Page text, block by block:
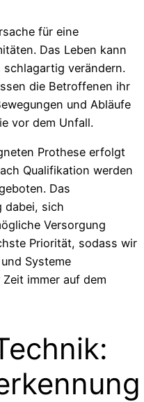
für eine
Das Leben kann
verändern.
die Betroffenen ihr
und Abläufe
vor dem Unfall.
Prothese erfolgt
Qualifikation werden
Das
dabei, sich
Versorgung
Priorität, sodass wir
Systeme
immer auf dem